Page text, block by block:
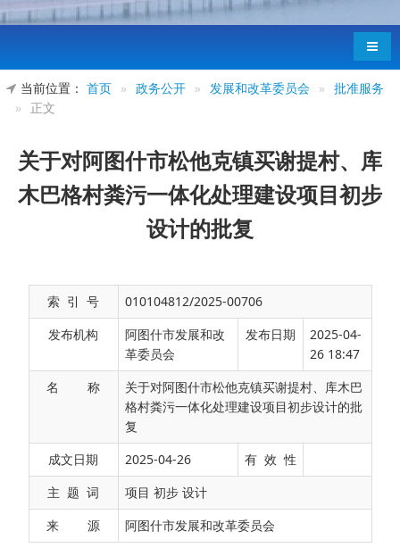
导航
当前位置： 首页 » 政务公开 » 发展和改革委员会 » 批准服务
»
正文
关于对阿图什市松他克镇买谢提村、库
木巴格村粪污一体化处理建设项目初步
设计的批复
索 引 号
010104812/2025-00706
发布机构
阿图什市发展和改
革委员会
发布日期
2025-04-
26 18:47
名 称
关于对阿图什市松他克镇买谢提村、库木巴
格村粪污一体化处理建设项目初步设计的批
复
成文日期
2025-04-26
有 效 性
主 题 词
项目 初步 设计
来 源
阿图什市发展和改革委员会
阿图什市松他克镇人民政府：
你单位上报《关于阿图什市
松他克镇买谢提
村、库木巴格村粪污一体化处理建设项目初步设计
的请示》(松政呈[2025]7号)和阿图什市住房城乡建
设局《关于对阿图什市松他克镇买谢提村、库木巴